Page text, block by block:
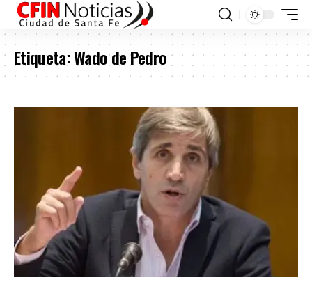
Etiqueta:Wado de Pedro